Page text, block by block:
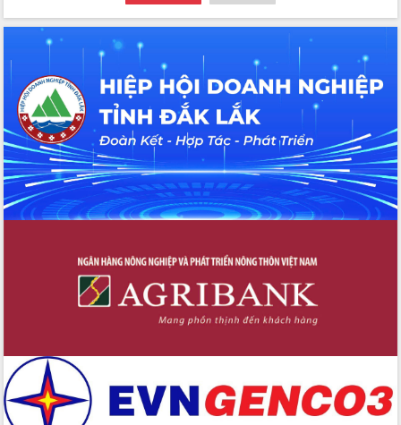
Hội thảo khoa học “Giải pháp thúc đẩy
phát triển nền kinh tế xanh tại tỉnh
Đắk Lắk”
Tăng cường giám sát, đôn đốc thực
hiện nhiệm vụ quản lý tài sản công
hàng tuần
Tháo gỡ những vướng mắc, đẩy mạnh
công tác cải cách thủ tục hành chính
tại Trung tâm Phục vụ hành chính
công tỉnh
Đắk Lắk: Tôn vinh 46 giải pháp tại Hội
về phát triển nuôi trồng thủy sản
Phó Chủ tịch UBND tỉnh Đắk Lắk
Trương Công Thái kiểm tra thực địa
Dự án cao tốc Khánh Hòa - Buôn Ma
Định vị cà phê Việt Nam như một “di
sản sống” trong dòng chảy toàn cầu
Xây dựng nông thôn mới: Nâng cao đời